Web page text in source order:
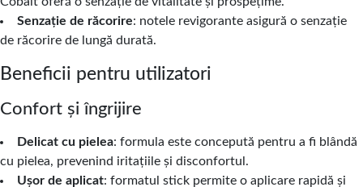
Senzație de răcorire: notele revigorante asigură o senzație
de răcorire de lungă durată.
Beneficii pentru utilizatori
Confort și îngrijire
Delicat cu pielea: formula este concepută pentru a fi blândă
cu pielea, prevenind iritațiile și disconfortul.
Ușor de aplicat: formatul stick permite o aplicare rapidă și